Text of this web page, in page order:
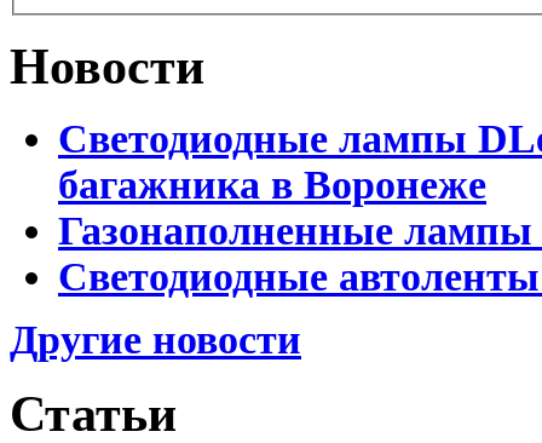
Новости
Светодиодные лампы
багажника в Воронеже
Газонаполненные
Светодиодные
Другие новости
Статьи